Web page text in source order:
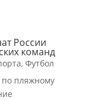
России
команд
, Футбол
по пляжному